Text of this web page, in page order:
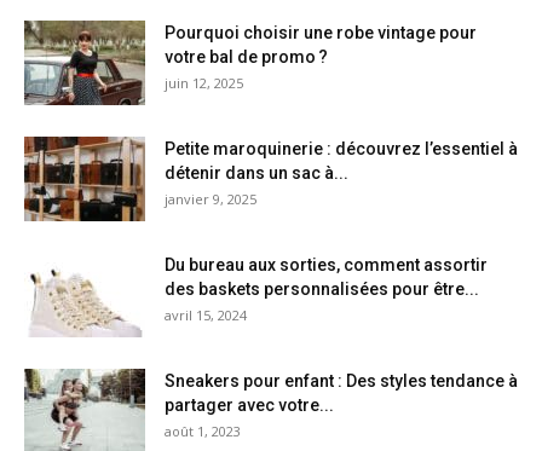
Pourquoi choisir une robe vintage pour
votre bal de promo ?
juin 12, 2025
Petite maroquinerie : découvrez l’essentiel à
détenir dans un sac à...
janvier 9, 2025
Du bureau aux sorties, comment assortir
des baskets personnalisées pour être...
avril 15, 2024
Sneakers pour enfant : Des styles tendance à
partager avec votre...
août 1, 2023